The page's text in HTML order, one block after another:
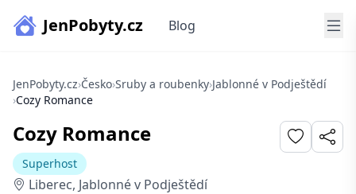
JenPobyty.cz Blog
JenPobyty.cz›Česko›Sruby a roubenky›Jablonné v Podještědí
›Cozy Romance
Cozy Romance
Superhost
Liberec, Jablonné v Podještědí